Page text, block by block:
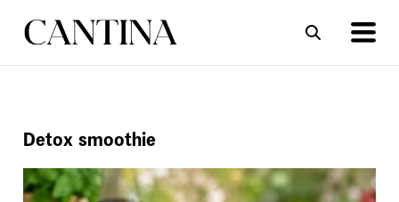
ΣΥΝΤΑΓΕΣ
Detox smoothie